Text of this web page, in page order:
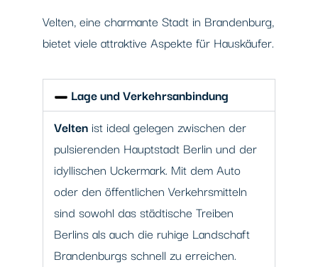
Velten, eine charmante Stadt in Brandenburg,
bietet viele attraktive Aspekte für Hauskäufer.
Lage und Verkehrsanbindung
Velten ist ideal gelegen zwischen der
pulsierenden Hauptstadt Berlin und der
idyllischen Uckermark. Mit dem Auto
oder den öffentlichen Verkehrsmitteln
sind sowohl das städtische Treiben
Berlins als auch die ruhige Landschaft
Brandenburgs schnell zu erreichen.